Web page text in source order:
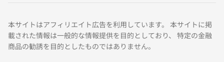
本サイトはアフィリエイト広告を利用しています。 本サイトに掲
載された情報は一般的な情報提供を目的としており、 特定の金融
商品の勧誘を目的としたものではありません。